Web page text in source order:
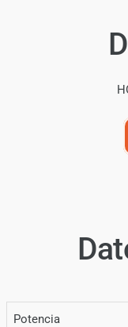
Potencia